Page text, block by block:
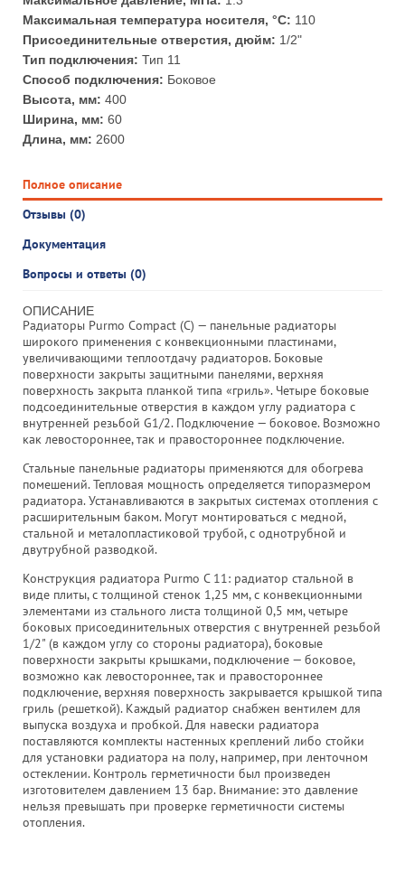
Максимальная температура носителя, °С: 110
Присоединительные отверстия, дюйм: 1/2"
Тип подключения: Тип 11
Способ подключения: Боковое
Высота, мм: 400
Ширина, мм: 60
Длина, мм: 2600
Полное описание
Отзывы (0)
Документация
Вопросы и ответы (0)
ОПИСАНИЕ
Радиаторы Purmo Compact (C) — панельные радиаторы
широкого применения с конвекционными пластинами,
увеличивающими теплоотдачу радиаторов. Боковые
поверхности закрыты защитными панелями, верхняя
поверхность закрыта планкой типа «гриль». Четыре боковые
подсоединительные отверстия в каждом углу радиатора с
внутренней резьбой G1/2. Подключение — боковое. Возможно
как левостороннее, так и правостороннее подключение.
Стальные панельные радиаторы применяются для обогрева
помешений. Тепловая мощность определяется типоразмером
радиатора. Устанавливаются в закрытых системах отопления с
расширительным баком. Могут монтироваться с медной,
стальной и металопластиковой трубой, с однотрубной и
двутрубной разводкой.
Конструкция радиатора Purmo C 11: радиатор стальной в
виде плиты, с толщиной стенок 1,25 мм, с конвекционными
элементами из стального листа толщиной 0,5 мм, четыре
боковых присоединительных отверстия с внутренней резьбой
1/2" (в каждом углу со стороны радиатора), боковые
поверхности закрыты крышками, подключение — боковое,
возможно как левостороннее, так и правостороннее
подключение, верхняя поверхность закрывается крышкой типа
гриль (решеткой). Каждый радиатор снабжен вентилем для
выпуска воздуха и пробкой. Для навески радиатора
поставляются комплекты настенных креплений либо стойки
для установки радиатора на полу, например, при ленточном
остеклении. Контроль герметичности был произведен
изготовителем давлением 13 бар. Внимание: это давление
нельзя превышать при проверке герметичности системы
отопления.